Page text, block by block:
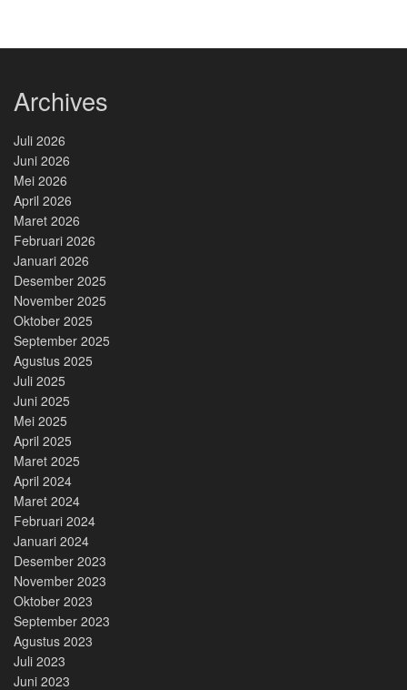
Archives
Juli 2026
Juni 2026
Mei 2026
April 2026
Maret 2026
Februari 2026
Januari 2026
Desember 2025
November 2025
Oktober 2025
September 2025
Agustus 2025
Juli 2025
Juni 2025
Mei 2025
April 2025
Maret 2025
April 2024
Maret 2024
Februari 2024
Januari 2024
Desember 2023
November 2023
Oktober 2023
September 2023
Agustus 2023
Juli 2023
Juni 2023